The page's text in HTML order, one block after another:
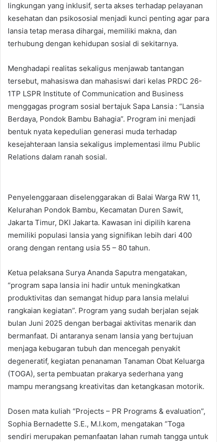
lingkungan yang inklusif, serta akses terhadap pelayanan
kesehatan dan psikososial menjadi kunci penting agar para
lansia tetap merasa dihargai, memiliki makna, dan
terhubung dengan kehidupan sosial di sekitarnya.
Menghadapi realitas sekaligus menjawab tantangan
tersebut, mahasiswa dan mahasiswi dari kelas PRDC 26-
1TP LSPR Institute of Communication and Business
menggagas program sosial bertajuk Sapa Lansia : “Lansia
Berdaya, Pondok Bambu Bahagia”. Program ini menjadi
bentuk nyata kepedulian generasi muda terhadap
kesejahteraan lansia sekaligus implementasi ilmu Public
Relations dalam ranah sosial.
Penyelenggaraan diselenggarakan di Balai Warga RW 11,
Kelurahan Pondok Bambu, Kecamatan Duren Sawit,
Jakarta Timur, DKI Jakarta. Kawasan ini dipilih karena
memiliki populasi lansia yang signifikan lebih dari 400
orang dengan rentang usia 55 – 80 tahun.
Ketua pelaksana Surya Ananda Saputra mengatakan,
“program sapa lansia ini hadir untuk meningkatkan
produktivitas dan semangat hidup para lansia melalui
rangkaian kegiatan”. Program yang sudah berjalan sejak
bulan Juni 2025 dengan berbagai aktivitas menarik dan
bermanfaat. Di antaranya senam lansia yang bertujuan
menjaga kebugaran tubuh dan mencegah penyakit
degeneratif, kegiatan penanaman Tanaman Obat Keluarga
(TOGA), serta pembuatan prakarya sederhana yang
mampu merangsang kreativitas dan ketangkasan motorik.
Dosen mata kuliah “Projects – PR Programs & evaluation”,
Sophia Bernadette S.E., M.I.kom, mengatakan “Toga
sendiri merupakan pemanfaatan lahan rumah tangga untuk